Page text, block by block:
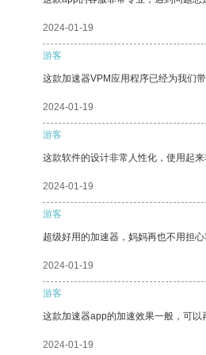
2024-01-19
游客
这款加速器VPM应用程序已经为我们
2024-01-19
游客
这款软件的设计非常人性化，使用起来
2024-01-19
游客
超级好用的加速器，妈妈再也不用担心
2024-01-19
游客
这款加速器app的加速效果一般，可以
2024-01-19